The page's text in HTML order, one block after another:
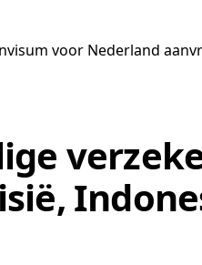
voor Nederland